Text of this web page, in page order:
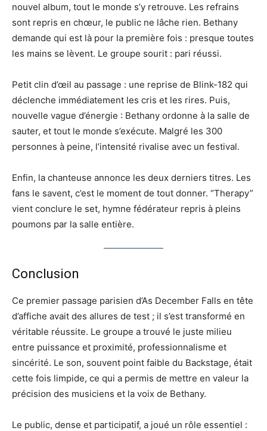
nouvel album, tout le monde s’y retrouve. Les refrains
sont repris en chœur, le public ne lâche rien. Bethany
demande qui est là pour la première fois : presque toutes
les mains se lèvent. Le groupe sourit : pari réussi.
Petit clin d’œil au passage : une reprise de Blink-182 qui
déclenche immédiatement les cris et les rires. Puis,
nouvelle vague d’énergie : Bethany ordonne à la salle de
sauter, et tout le monde s’exécute. Malgré les 300
personnes à peine, l’intensité rivalise avec un festival.
Enfin, la chanteuse annonce les deux derniers titres. Les
fans le savent, c’est le moment de tout donner. “Therapy”
vient conclure le set, hymne fédérateur repris à pleins
poumons par la salle entière.
Conclusion
Ce premier passage parisien d’As December Falls en tête
d’affiche avait des allures de test ; il s’est transformé en
véritable réussite. Le groupe a trouvé le juste milieu
entre puissance et proximité, professionnalisme et
sincérité. Le son, souvent point faible du Backstage, était
cette fois limpide, ce qui a permis de mettre en valeur la
précision des musiciens et la voix de Bethany.
Le public, dense et participatif, a joué un rôle essentiel :